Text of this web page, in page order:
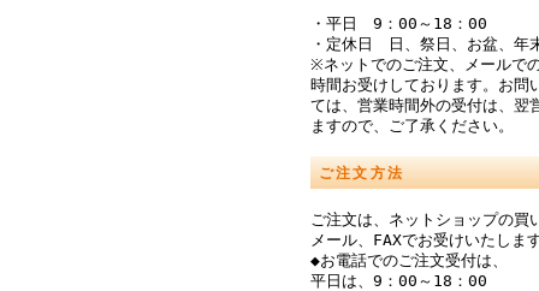
・平日 9：00～18：00
・定休日 日、祭日、お盆、年
※ネットでのご注文、メールで
時間お受けしております。お問
ては、営業時間外の受付は、翌
ますので、ご了承ください。
ご注文方法
ご注文は、ネットショップの買
メール、FAXでお受けいたしま
◆お電話でのご注文受付は、
平日は、9：00～18：00